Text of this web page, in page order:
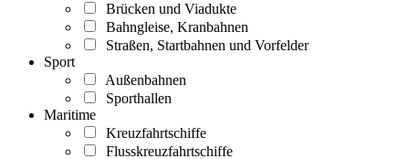
Brücken und Viadukte
Bahngleise, Kranbahnen
Straßen, Startbahnen und Vorfelder
Sport
Außenbahnen
Sporthallen
Maritime
Kreuzfahrtschiffe
Flusskreuzfahrtschiffe